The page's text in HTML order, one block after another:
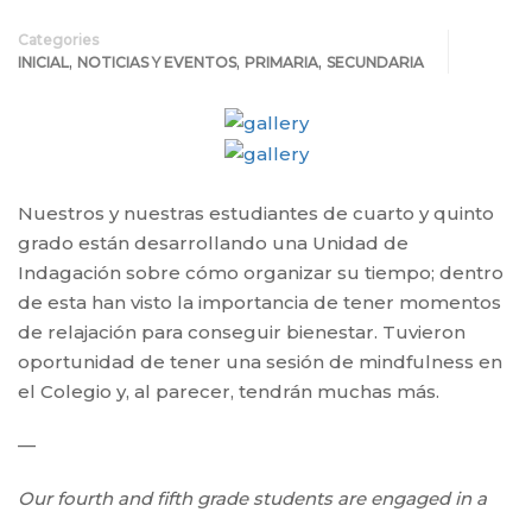
Categories
INICIAL, NOTICIAS Y EVENTOS, PRIMARIA, SECUNDARIA
Nuestros y nuestras estudiantes de cuarto y quinto
grado están desarrollando una Unidad de
Indagación sobre cómo organizar su tiempo; dentro
de esta han visto la importancia de tener momentos
de relajación para conseguir bienestar. Tuvieron
oportunidad de tener una sesión de mindfulness en
el Colegio y, al parecer, tendrán muchas más.
—
Our fourth and fifth grade students are engaged in a